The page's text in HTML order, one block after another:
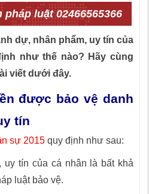
luật 02466565366
dự, nhân phẩm, uy tín của
như thế nào? Hãy cùng
viết dưới đây.
được bảo vệ danh
tín
sự 2015 quy định như sau:
uy tín của cá nhân là bất khả
luật bảo vệ.